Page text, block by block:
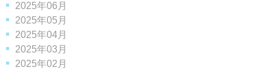
2025年06月
2025年05月
2025年04月
2025年03月
2025年02月